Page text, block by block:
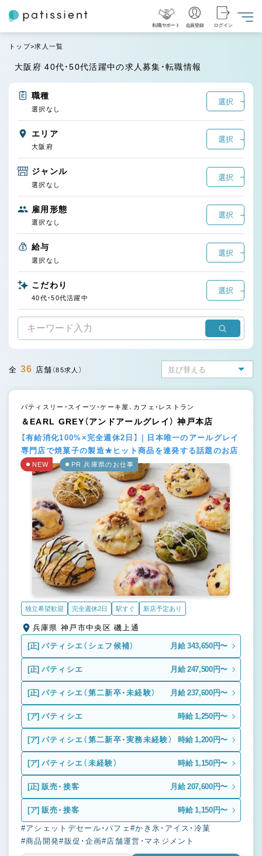
転職サポート 会員登録 ログイン
トップ 求人一覧
大阪府 40代・50代活躍中の求人募集・転職情報
職種
選択
選択なし
エリア
選択
大阪府
ジャンル
選択
選択なし
雇用形態
選択
選択なし
給与
選択
選択なし
こだわり
選択
40代・50代活躍中
全 36 店舗 （85求人）
パティスリー・スイーツ・ケーキ屋、カフェ・レストラン
＆EARL GREY（アンドアールグレイ） 神戸本店
【有給消化100%×完全週休2日】｜日本唯一のアールグレイ
専門店で焼菓子の製造★ヒット商品を連発する話題のお店
NEW PR 兵庫県のお仕事
独立希望歓迎 完全週休2日 駅すぐ 新店予定あり
兵庫県 神戸市中央区 磯上通
[正] パティシエ（シェフ候補） 月給 343,650円〜
[正] パティシエ 月給 247,500円〜
[正] パティシエ（第二新卒・未経験） 月給 237,600円〜
[ア] パティシエ 時給 1,250円〜
[ア] パティシエ（第二新卒・実務未経験） 時給 1,200円〜
[ア] パティシエ（未経験） 時給 1,150円〜
[正] 販売・接客 月給 207,600円〜
[ア] 販売・接客 時給 1,150円〜
#アシェットデセール・パフェ#かき氷・アイス・冷菓
#商品開発#販促・企画#店舗運営・マネジメント